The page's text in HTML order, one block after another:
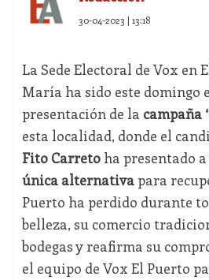
30-04-2023 | 13:18
La Sede Electoral de Vox en
María ha sido este domingo
presentación de la campaña
esta localidad, donde el
Fito Carretoha presentado a
única alternativapara
Puerto ha perdido durante
belleza, su comercio
bodegas y reafirma su
el equipo de Vox El Puerto